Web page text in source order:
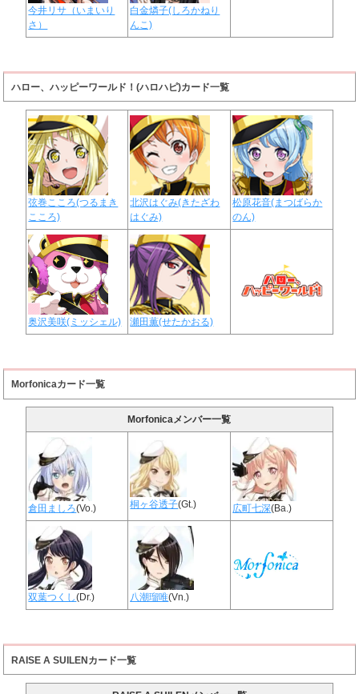
今井リサ（いまいり
さ）
白金燐子(しろかねり
んこ)
ハロー、ハッピーワールド！(ハロハピ)カード一覧
弦巻こころ(つるまき
こころ)
北沢はぐみ(きたざわ
はぐみ)
松原花音(まつばらか
のん)
奥沢美咲(ミッシェル) 瀬田薫(せたかおる)
Morfonicaカード一覧
Morfonicaメンバー一覧
倉田ましろ(Vo.) 桐ヶ谷透子(Gt.) 広町七深(Ba.)
双葉つくし(Dr.) 八潮瑠唯(Vn.)
RAISE A SUILENカード一覧